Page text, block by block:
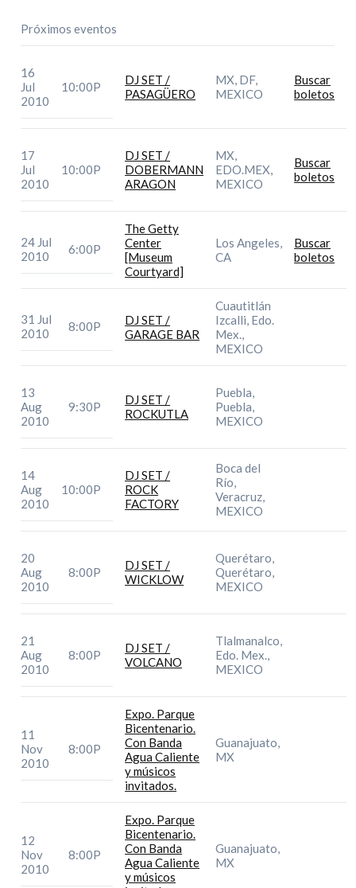
Próximos eventos
16
Jul
2010
10:00P
DJ SET /
PASAGÜERO
MX, DF,
MEXICO
Buscar
boletos
17
Jul
2010
10:00P
DJ SET /
DOBERMANN
ARAGON
MX,
EDO.MEX,
MEXICO
Buscar
boletos
24 Jul
2010
6:00P
The Getty
Center
[Museum
Courtyard]
Los Angeles,
CA
Buscar
boletos
31 Jul
2010
8:00P
DJ SET /
GARAGE BAR
Cuautitlán
Izcalli, Edo.
Mex.,
MEXICO
13
Aug
2010
9:30P
DJ SET /
ROCKUTLA
Puebla,
Puebla,
MEXICO
14
Aug
2010
10:00P
DJ SET /
ROCK
FACTORY
Boca del
Río,
Veracruz,
MEXICO
20
Aug
2010
8:00P
DJ SET /
WICKLOW
Querétaro,
Querétaro,
MEXICO
21
Aug
2010
8:00P
DJ SET /
VOLCANO
Tlalmanalco,
Edo. Mex.,
MEXICO
11
Nov
2010
8:00P
Expo. Parque
Bicentenario.
Con Banda
Agua Caliente
y músicos
invitados.
Guanajuato,
MX
12
Nov
2010
8:00P
Expo. Parque
Bicentenario.
Con Banda
Agua Caliente
y músicos
Guanajuato,
MX